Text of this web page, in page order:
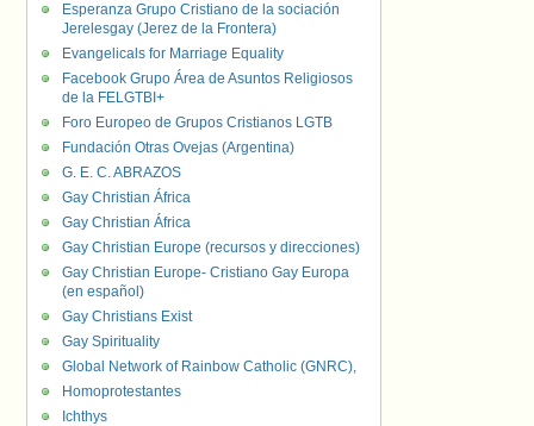
Esperanza Grupo Cristiano de la sociación
Jerelesgay (Jerez de la Frontera)
Evangelicals for Marriage Equality
Facebook Grupo Área de Asuntos Religiosos
de la FELGTBI+
Foro Europeo de Grupos Cristianos LGTB
Fundación Otras Ovejas (Argentina)
G. E. C. ABRAZOS
Gay Christian África
Gay Christian África
Gay Christian Europe (recursos y direcciones)
Gay Christian Europe- Cristiano Gay Europa
(en español)
Gay Christians Exist
Gay Spirituality
Global Network of Rainbow Catholic (GNRC),
Homoprotestantes
Ichthys